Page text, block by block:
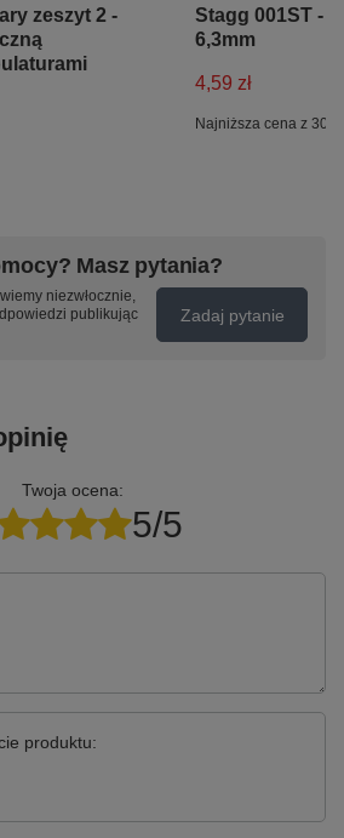
zeszyt 2 -
Stagg 001ST -
6,3mm
4,59 zł
Najniższa cena z 30
Masz pytania?
niezwłocznie,
publikując
Zadaj pytanie
Twoja ocena:
5/5
produktu: